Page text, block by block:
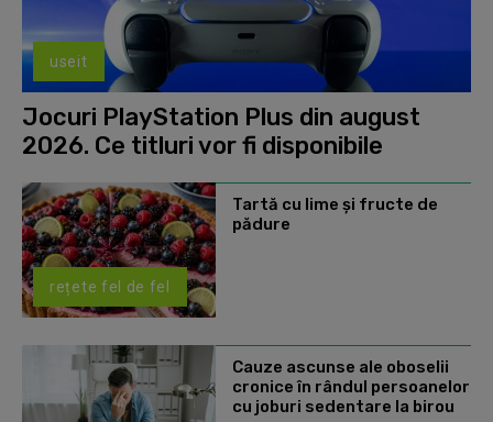
useit
Jocuri PlayStation Plus din august
2026. Ce titluri vor fi disponibile
rețete fel de fel
Tartă cu lime și fructe de
pădure
Cauze ascunse ale oboselii
cronice în rândul persoanelor
cu joburi sedentare la birou